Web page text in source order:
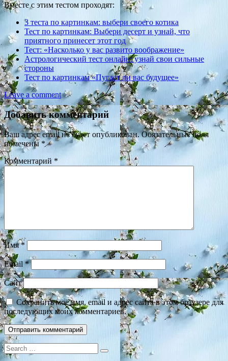
Вместе с этим тестом проходят:
3 теста по картинкам: выбери своего котика
Тест по картинкам: Выбери десерт и узнай, что
приятного принесет этот год
Тест: «Насколько у вас развито воображение»
Астрологический тест онлайн: узнай свои сильные
стороны
Тест по картинкам «Пугает ли вас будущее»
Leave a comment
Добавить комментарий
Ваш адрес email не будет опубликован. Обязательные поля
помечены*
Комментарий *
Имя*
Email*
Сайт
Сохранить моё имя, email и адрес сайта в этом браузере для
последующих моих комментариев.
Search
for: